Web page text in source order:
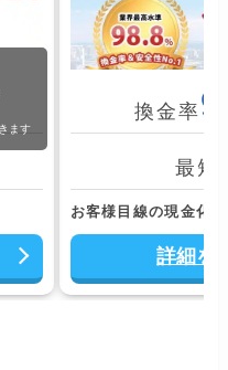
換金率
最短
お客様目線の現金化
詳細を